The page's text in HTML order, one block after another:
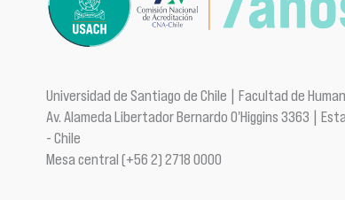
Universidad de Santiago de Chile | Facultad de
Av. Alameda Libertador Bernardo O'Higgins 3363 |
- Chile
Mesa central (+56 2) 2718 0000